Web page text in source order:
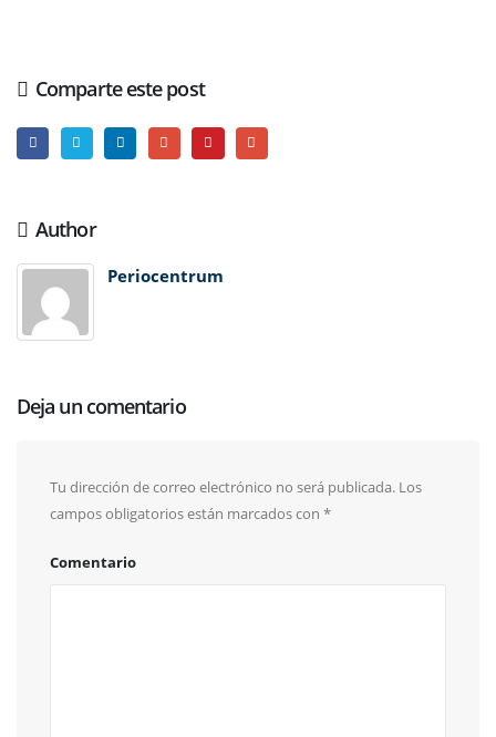
Comparte este post
Author
Periocentrum
Deja un comentario
Tu dirección de correo electrónico no será publicada. Los
campos obligatorios están marcados con *
Comentario